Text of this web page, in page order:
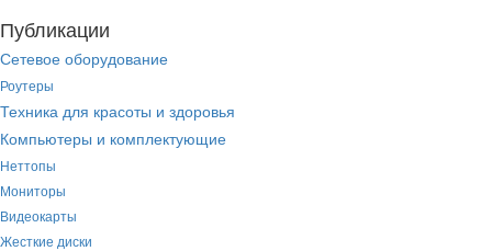
Публикации
Сетевое оборудование
Роутеры
Техника для красоты и здоровья
Компьютеры и комплектующие
Неттопы
Мониторы
Видеокарты
Жесткие диски